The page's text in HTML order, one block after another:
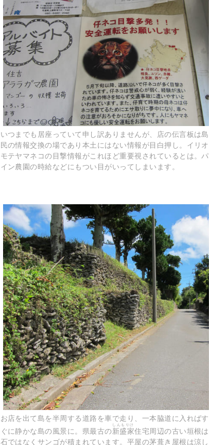
いつまでも居座っていて申し訳ありませんが、店の伝言板は島
民の情報交換の場であり本土にはない情報が目白押し。イリオ
モテヤマネコの目撃情報がこれほど重要視されているとは。パ
イン農園の時給などにもつい目がいってしまいます。
お店を出て島を半周する道路を車で走り、一本脇道に入ればす
ぐに静かな島の風景に。県最古の新盛家
しんもりけ
住宅周辺の古い垣根は
石ではなくサンゴが積まれています。平屋の茅葺き屋根は涼し